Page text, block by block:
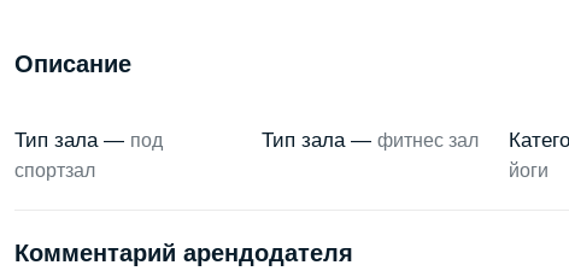
Описание
Тип зала — под
спортзал
Тип зала — фитнес зал
йоги
Комментарий арендодателя